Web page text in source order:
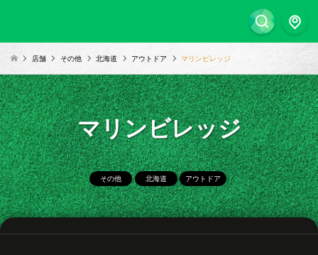
店舗 その他 北海道 アウトドア マリンビレッジ
マリンビレッジ
その他 北海道 アウトドア